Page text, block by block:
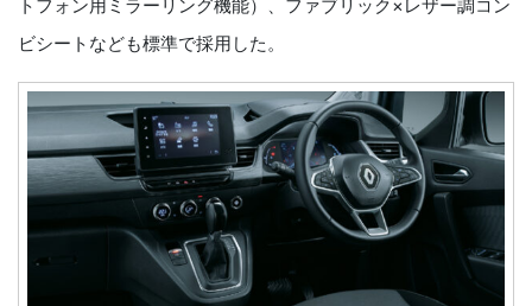
トフォン用ミラーリング機能）、ファブリック×レザー調コン
ビシートなども標準で採用した。